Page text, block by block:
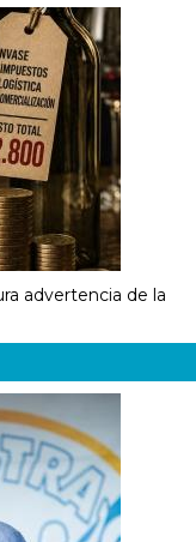
advertencia de la